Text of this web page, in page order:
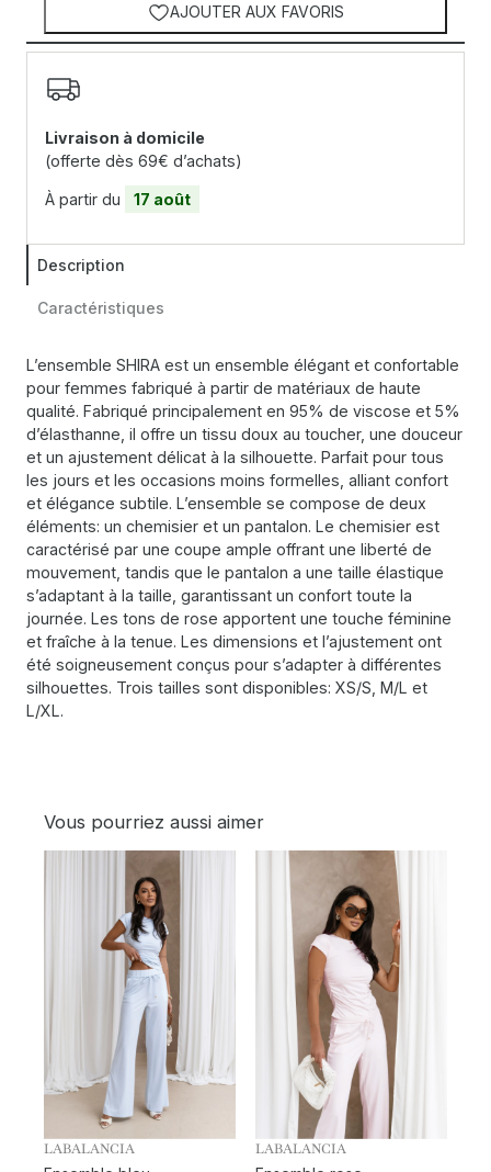
AJOUTER AUX FAVORIS
Livraison à domicile
(offerte dès 69€ d’achats)
À partir du 17 août
Description
Caractéristiques
L’ensemble SHIRA est un ensemble élégant et confortable
pour femmes fabriqué à partir de matériaux de haute
qualité. Fabriqué principalement en 95% de viscose et 5%
d’élasthanne, il offre un tissu doux au toucher, une douceur
et un ajustement délicat à la silhouette. Parfait pour tous
les jours et les occasions moins formelles, alliant confort
et élégance subtile. L’ensemble se compose de deux
éléments: un chemisier et un pantalon. Le chemisier est
caractérisé par une coupe ample offrant une liberté de
mouvement, tandis que le pantalon a une taille élastique
s’adaptant à la taille, garantissant un confort toute la
journée. Les tons de rose apportent une touche féminine
et fraîche à la tenue. Les dimensions et l’ajustement ont
été soigneusement conçus pour s’adapter à différentes
silhouettes. Trois tailles sont disponibles: XS/S, M/L et
L/XL.
Vous pourriez aussi aimer
LABALANCIA LABALANCIA